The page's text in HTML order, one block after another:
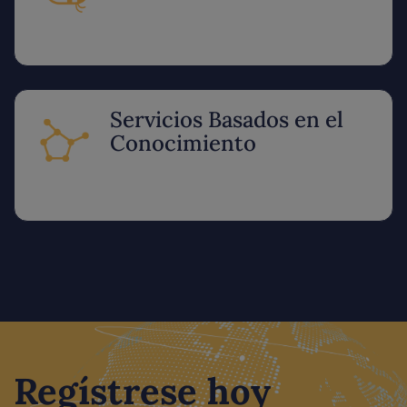
Servicios Basados en el
Conocimiento
Regístrese hoy